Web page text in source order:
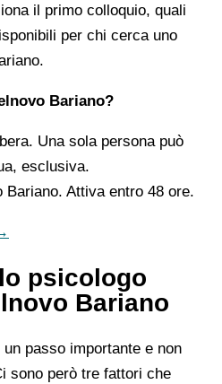
il primo colloquio, quali
per chi cerca uno
Bariano?
Una sola persona può
esclusiva.
Bariano. Attiva entro 48 ore.
psicologo
Bariano
passo importante e non
sono però tre fattori che